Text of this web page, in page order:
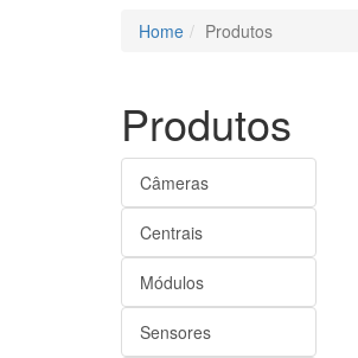
Home Produtos
Produtos
Câmeras
Centrais
Módulos
Sensores